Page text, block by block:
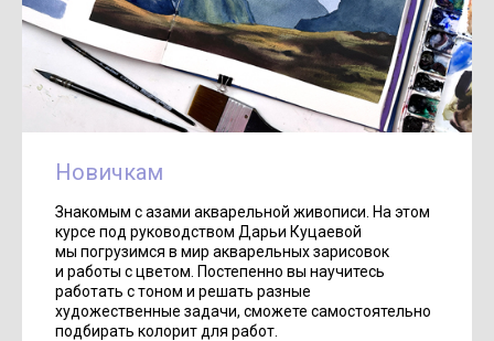
Новичкам
Знакомым с азами акварельной живописи. На этом
курсе под руководством Дарьи Куцаевой
мы погрузимся в мир акварельных зарисовок
и работы с цветом. Постепенно вы научитесь
работать с тоном и решать разные
художественные задачи, сможете самостоятельно
подбирать колорит для работ.